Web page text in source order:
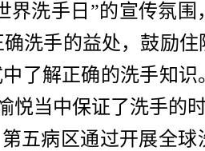
界洗手日”的宣传氛
洗手的益处，鼓励
了解正确的洗手知识
当中保证了洗手的时
五病区通过开展全球